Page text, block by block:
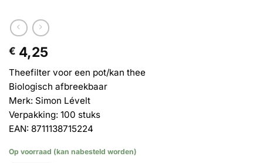
€ 4,25
Theefilter voor een pot/kan thee
Biologisch afbreekbaar
Merk: Simon Lévelt
Verpakking: 100 stuks
EAN: 8711138715224
Op voorraad (kan nabesteld worden)